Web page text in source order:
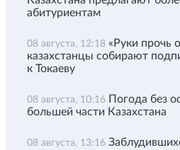
абитуриентам
08 августа, 12:18 «Руки прочь
казахстанцы собирают
к Токаеву
08 августа, 10:16 Погода без
большей части Казахстана
08 августа, 13:16